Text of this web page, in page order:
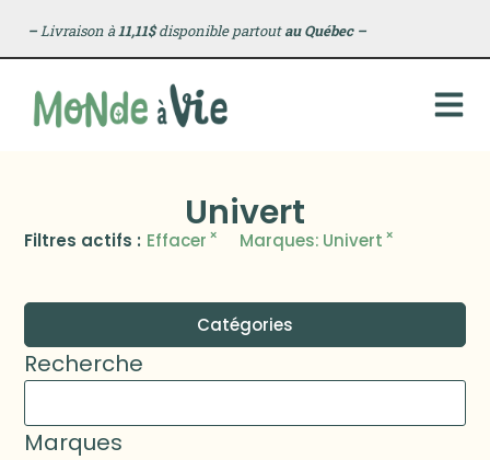
–Livraison à11,11$disponible partoutau Québec –
Univert
Filtres actifs : Effacer × Marques: Univert ×
Catégories
Recherche
Marques